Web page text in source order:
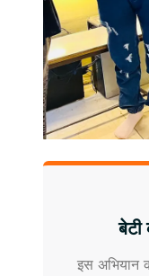
बेटी
इस अभियान